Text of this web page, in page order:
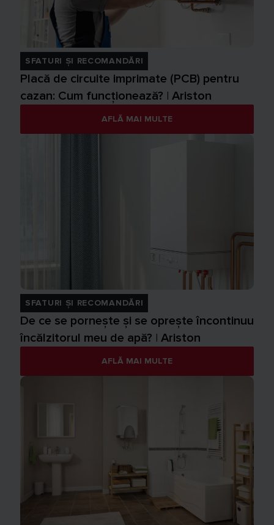
SFATURI ȘI RECOMANDĂRI
Placă de circuite imprimate (PCB) pentru
cazan: Cum funcționează? | Ariston
AFLĂ MAI MULTE
SFATURI ȘI RECOMANDĂRI
De ce se pornește și se oprește încontinuu
încălzitorul meu de apă? | Ariston
AFLĂ MAI MULTE